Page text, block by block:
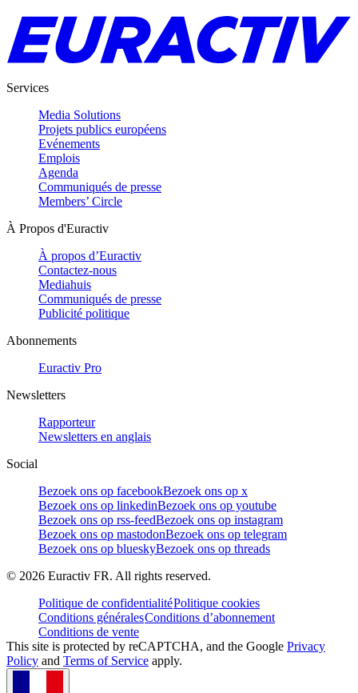
Services
Media Solutions
Projets publics européens
Evénements
Emplois
Agenda
Communiqués de presse
Members’ Circle
À Propos d'Euractiv
À propos d’Euractiv
Contactez-nous
Mediahuis
Communiqués de presse
Publicité politique
Abonnements
Euractiv Pro
Newsletters
Rapporteur
Newsletters en anglais
Social
Bezoek ons op facebookBezoek ons op x
Bezoek ons op linkedinBezoek ons op youtube
Bezoek ons op rss-feedBezoek ons op instagram
Bezoek ons op mastodonBezoek ons op telegram
Bezoek ons op blueskyBezoek ons op threads
© 2026 Euractiv FR. All rights reserved.
Politique de confidentialitéPolitique cookies
Conditions généralesConditions d’abonnement
Conditions de vente
This site is protected by reCAPTCHA, and the Google Privacy
Policy and Terms of Service apply.